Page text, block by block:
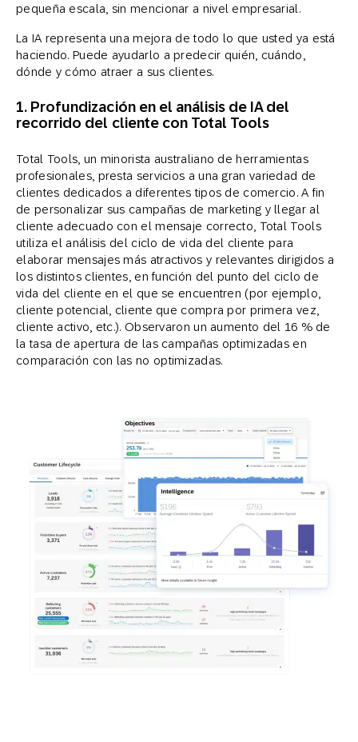
pequeña escala, sin mencionar a nivel empresarial.
La IA representa una mejora de todo lo que usted ya está
haciendo. Puede ayudarlo a predecir quién, cuándo,
dónde y cómo atraer a sus clientes.
1. Profundización en el análisis de IA del
recorrido del cliente con Total Tools
Total Tools, un minorista australiano de herramientas
profesionales, presta servicios a una gran variedad de
clientes dedicados a diferentes tipos de comercio. A fin
de personalizar sus campañas de marketing y llegar al
cliente adecuado con el mensaje correcto, Total Tools
utiliza el análisis del ciclo de vida del cliente para
elaborar mensajes más atractivos y relevantes dirigidos a
los distintos clientes, en función del punto del ciclo de
vida del cliente en el que se encuentren (por ejemplo,
cliente potencial, cliente que compra por primera vez,
cliente activo, etc.). Observaron un aumento del 16 % de
la tasa de apertura de las campañas optimizadas en
comparación con las no optimizadas.